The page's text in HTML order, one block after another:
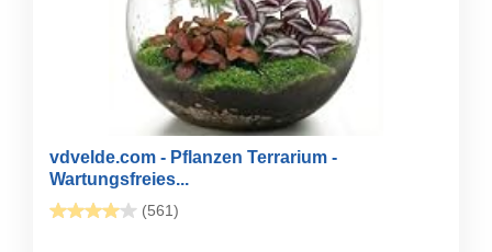
vdvelde.com - Pflanzen Terrarium -
Wartungsfreies...
(561)